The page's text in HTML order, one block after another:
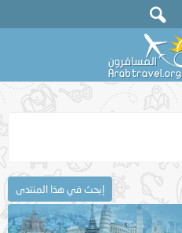
إبحث في هذا المنتدى